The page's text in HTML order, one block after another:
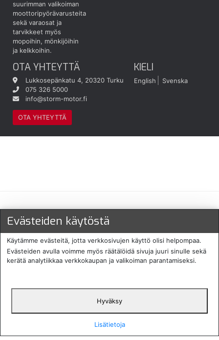
suurimman valikoiman
moottoripyörävarusteita
sekä varaosat ja
tarvikkeet myös
mopoihin, mönkijöihin
ja kelkkoihin.
OTA YHTEYTTÄ
Lukkosepänkatu 4, 20320 Turku
075 326 5000
info@storm-motor.fi
OTA YHTEYTTÄ
KIELI
English Svenska
Maksu- ja toimitustavat
Protecomp
Copyright 2024. All rights
English
Evästeiden käytöstä
Käytämme evästeitä, jotta verkkosivujen käyttö olisi helpompaa.
Evästeiden avulla voimme myös räätälöidä sivuja juuri sinulle sekä
kerätä analytiikkaa verkkokaupan ja valikoiman parantamiseksi.
Hyväksy
Lisätietoja